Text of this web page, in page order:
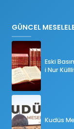
GÜNCEL
Eski
i Nur
Kudüs